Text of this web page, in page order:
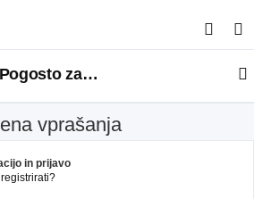
s
a
Pogosto zastavljena vprašanja
vprašanja
in prijavo